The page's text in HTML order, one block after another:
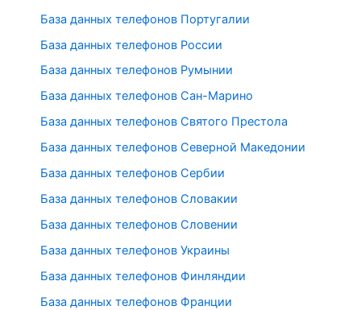
База данных телефонов Португалии
База данных телефонов России
База данных телефонов Румынии
База данных телефонов Сан-Марино
База данных телефонов Святого Престола
База данных телефонов Северной Македонии
База данных телефонов Сербии
База данных телефонов Словакии
База данных телефонов Словении
База данных телефонов Украины
База данных телефонов Финляндии
База данных телефонов Франции